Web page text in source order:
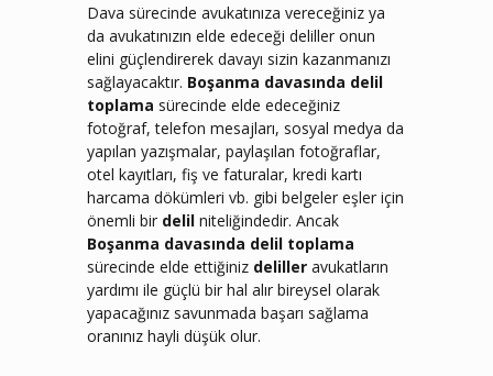
Dava sürecinde avukatınıza vereceğiniz ya
da avukatınızın elde edeceği deliller onun
elini güçlendirerek davayı sizin kazanmanızı
sağlayacaktır. Boşanma davasında delil
toplama sürecinde elde edeceğiniz
fotoğraf, telefon mesajları, sosyal medya da
yapılan yazışmalar, paylaşılan fotoğraflar,
otel kayıtları, fiş ve faturalar, kredi kartı
harcama dökümleri vb. gibi belgeler eşler için
önemli bir delil niteliğindedir. Ancak
Boşanma davasında delil toplama
sürecinde elde ettiğiniz deliller avukatların
yardımı ile güçlü bir hal alır bireysel olarak
yapacağınız savunmada başarı sağlama
oranınız hayli düşük olur.